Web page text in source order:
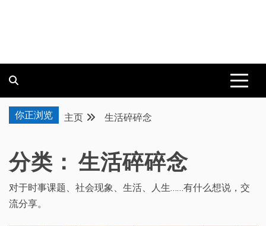
你正浏览 主页 生活碎碎念
分类：生活碎碎念
对于时事课题、社会现象、生活、人生……有什么想说，交
流分享。